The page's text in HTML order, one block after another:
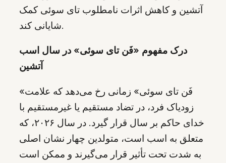
آتشین و کاهش اثرات نامطلوب تای سوئی کمک
شایانی کند.
درک مفهوم «فَن تای سوئی» در سال اسب
آتشین
«فَن تای سوئی» زمانی رخ می‌دهد که علامت
زودیاک فرد، در تضاد مستقیم یا غیرمستقیم با
خدای حاکم بر سال قرار گیرد. در سال ۲۰۲۶، که
متعلق به اسب است، متولدین چهار نشان اصلی
به شدت تحت تأثیر قرار می‌گیرند و ممکن است